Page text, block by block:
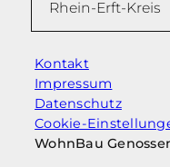
Kontakt
Impressum
Datenschutz
Cookie-
WohnBau